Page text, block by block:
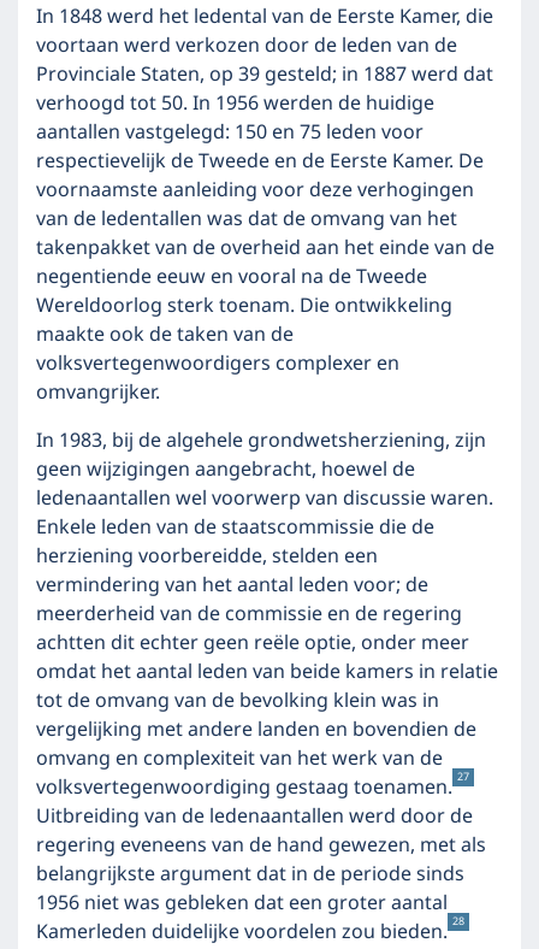
In 1848 werd het ledental van de Eerste Kamer, die
voortaan werd verkozen door de leden van de
Provinciale Staten, op 39 gesteld; in 1887 werd dat
verhoogd tot 50. In 1956 werden de huidige
aantallen vastgelegd: 150 en 75 leden voor
respectievelijk de Tweede en de Eerste Kamer. De
voornaamste aanleiding voor deze verhogingen
van de ledentallen was dat de omvang van het
takenpakket van de overheid aan het einde van de
negentiende eeuw en vooral na de Tweede
Wereldoorlog sterk toenam. Die ontwikkeling
maakte ook de taken van de
volksvertegenwoordigers complexer en
omvangrijker.
In 1983, bij de algehele grondwetsherziening, zijn
geen wijzigingen aangebracht, hoewel de
ledenaantallen wel voorwerp van discussie waren.
Enkele leden van de staatscommissie die de
herziening voorbereidde, stelden een
vermindering van het aantal leden voor; de
meerderheid van de commissie en de regering
achtten dit echter geen reële optie, onder meer
omdat het aantal leden van beide kamers in relatie
tot de omvang van de bevolking klein was in
vergelijking met andere landen en bovendien de
omvang en complexiteit van het werk van de
volksvertegenwoordiging gestaag toenamen. 27
Uitbreiding van de ledenaantallen werd door de
regering eveneens van de hand gewezen, met als
belangrijkste argument dat in de periode sinds
1956 niet was gebleken dat een groter aantal
Kamerleden duidelijke voordelen zou bieden. 28